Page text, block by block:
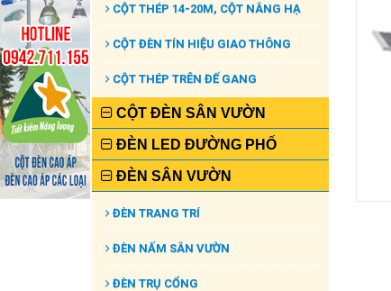
CỘT THÉP 14-20M, CỘT NÂNG HẠ
CỘT ĐÈN TÍN HIỆU GIAO THÔNG
CỘT THÉP TRÊN ĐẾ GANG
CỘT ĐÈN SÂN VƯỜN
ĐÈN LED ĐƯỜNG PHỐ
ĐÈN SÂN VƯỜN
ĐÈN TRANG TRÍ
ĐÈN NẤM SÂN VƯỜN
ĐÈN TRỤ CỔNG